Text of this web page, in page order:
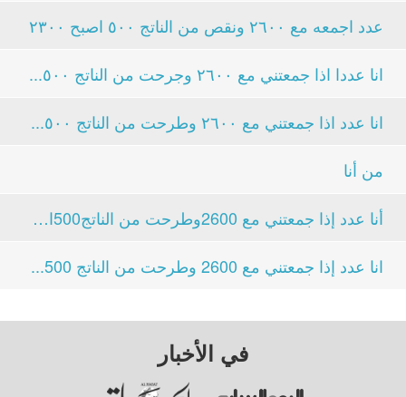
عدد اجمعه مع ٢٦٠٠ ونقص من الناتج ٥٠٠ اصبح ٢٣٠٠
انا عددا اذا جمعتني مع ٢٦٠٠ وجرحت من الناتج ٥٠٠...
انا عدد اذا جمعتني مع ٢٦٠٠ وطرحت من الناتج ٥٠٠...
من أنا
أنا عدد إذا جمعتني مع 2600وطرحت من الناتج500اصبح...
انا عدد إذا جمعتني مع 2600 وطرحت من الناتج 500...
في الأخبار